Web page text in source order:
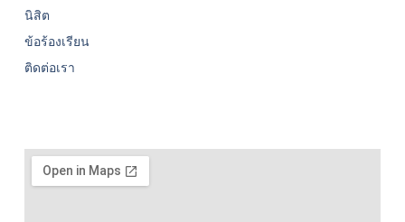
นิสิต
ข้อร้องเรียน
ติดต่อเรา